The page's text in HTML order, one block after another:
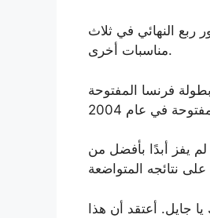
قبل النهائي في بطولة فرنسا المفتوحة 2008 والدور ربع النهائي في ثلاث
مناسبات أخرى.
فرنسا المفتوحة
لم يفز أبدًا بأفضل من ATP 500 من بين ألقابه الـ 13، وخسر 22 نهائيًا – بما في ذلك ثلاثة على مستوى
يا جايل. أعتقد أن هذا